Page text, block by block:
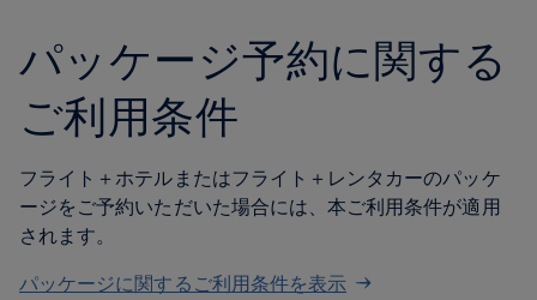
パッケージ予約に関する
ご利用条件
フライト＋ホテルまたはフライト＋レンタカーのパッケ
ージをご予約いただいた場合には、本ご利用条件が適用
されます。
パッケージに関するご利用条件を表示